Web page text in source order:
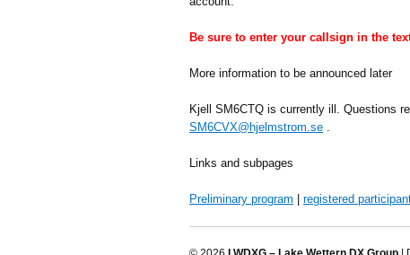
Be sure to enter your callsign in the
More information to be announced later
Kjell SM6CTQ is currently ill. Questions
SM6CVX@hjelmstrom.se .
Links and subpages
Preliminary program registered